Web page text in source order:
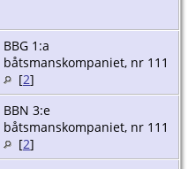
BBG 1:a
båtsmanskompaniet, nr 111
[2]
BBN 3:e
båtsmanskompaniet, nr 111
[2]